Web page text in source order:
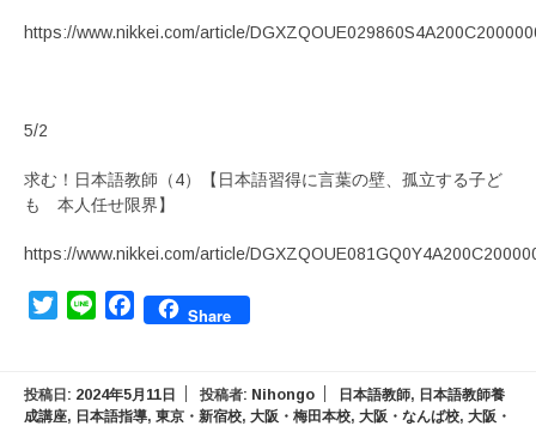
https://www.nikkei.com/article/
5/2
求む！日本語教師（4）【日本語習得に言葉の壁、孤立する子ど
も 本人任せ限界】
https://www.nikkei.com/article/
TwitterLine FacebookShare
投稿日: 2024年5月11日 投稿者: Nihongo 日本語教師, 日本語教師養
成講座, 日本語指導, 東京・新宿校, 大阪・梅田本校, 大阪・なんば校, 大阪・